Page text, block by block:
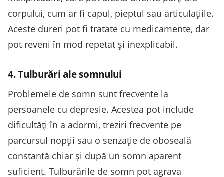
corpului, cum ar fi capul, pieptul sau articulațiile.
Aceste dureri pot fi tratate cu medicamente, dar
pot reveni în mod repetat și inexplicabil.
4. Tulburări ale somnului
Problemele de somn sunt frecvente la
persoanele cu depresie. Acestea pot include
dificultăți în a adormi, treziri frecvente pe
parcursul nopții sau o senzație de oboseală
constantă chiar și după un somn aparent
suficient. Tulburările de somn pot agrava